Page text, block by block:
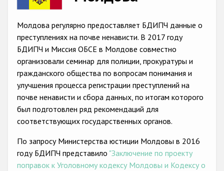
Anti-Roma hate crime
Anti-Semitic hate crime
Anti-Muslim hate crime
Anti-Christian hate crime
Other hate crime based on religion or belief
Gender-based hate crime
Anti-LGBTI hate crime
Disability hate crime
Молдова регулярно предоставляет БДИПЧ данные о
преступлениях на почве ненависти. В 2017 году
БДИПЧ и Миссия ОБСЕ в Молдове совместно
организовали семинар для полиции, прокуратуры и
гражданского общества по вопросам понимания и
улучшения процесса регистрации преступлений на
почве ненависти и сбора данных, по итогам которого
был подготовлен ряд рекомендаций для
соответствующих государственных органов.
По запросу Министерства юстиции Молдовы в 2016
году БДИПЧ представило "Заключение по проекту
поправок к Уголовному кодексу Молдовы и Кодексу о